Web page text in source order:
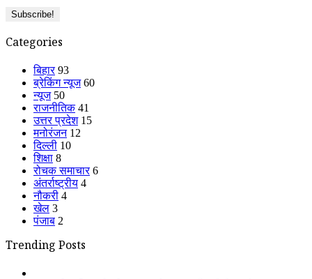
Categories
बिहार 93
ब्रेकिंग न्यूज 60
न्यूज 50
राजनीतिक 41
उत्तर प्रदेश 15
मनोरंजन 12
दिल्ली 10
शिक्षा 8
रोचक समाचार 6
अंतर्राष्ट्रीय 4
नौकरी 4
खेल 3
पंजाब 2
Trending Posts